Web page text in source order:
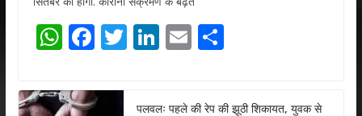
W
at
F
e
T Li E S
पलवलः पहले की रेप की झूठी शिकायत, युवक से